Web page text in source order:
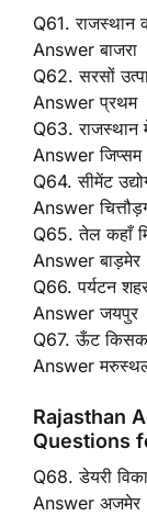
Q61.
Answer बाजरा
Q62. सरसों
Answer प्रथम
Q63. राजस्थान
Answer जिप्सम
Q64. सीमेंट
Answer
Q65. तेल कहाँ
Answer बाड़मेर
Q66. पर्यटन
Answer जयपुर
Q67. ऊँट
Answer
Rajasthan
Questions
Q68. डेयरी
Answer अजमेर